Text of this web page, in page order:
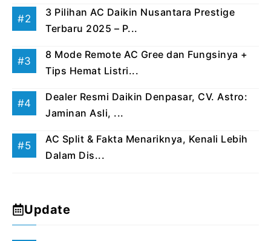
3 Pilihan AC Daikin Nusantara Prestige
Terbaru 2025 – P...
8 Mode Remote AC Gree dan Fungsinya +
Tips Hemat Listri...
Dealer Resmi Daikin Denpasar, CV. Astro:
Jaminan Asli, ...
AC Split & Fakta Menariknya, Kenali Lebih
Dalam Dis...
Update